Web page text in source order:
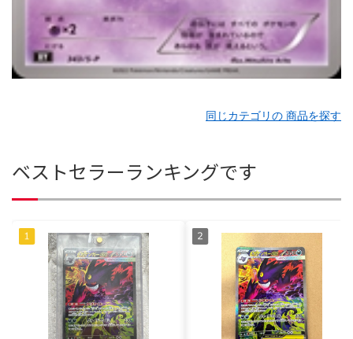
同じカテゴリの 商品を探す
ベストセラーランキングです